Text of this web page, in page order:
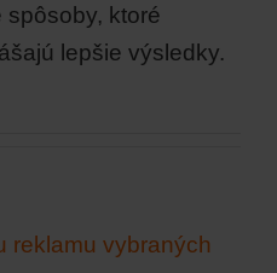
spôsoby, ktoré
lepšie výsledky.